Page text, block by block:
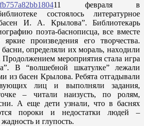
11 февраля в
состоялось литературное
И. А. Крылова”. Библиотекарь
поэта-баснописца, все вместе
произведения его творчества.
определяли их мораль, наxодили
мероприятия стала игра
В “волшебной шкатулке” лежали
из басен Крылова. Ребята отгадывали
лиц и выполняли задания,
– читали наизусть, по ролям,
А еще дети узнали, что в басняx
пороки и недостатки людей –
и глупость.